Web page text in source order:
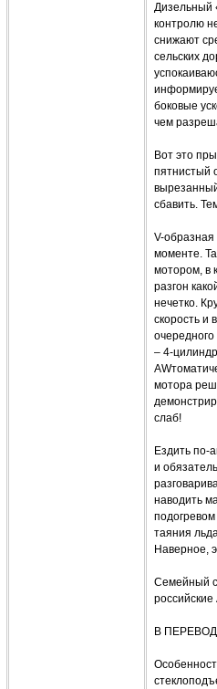
Дизельный
контролю
снижают
сельских
боковые
чем
Вот это
пятнистый
сбавить.
V-
моменте.
мотором, в
разгон
нечетко.
скорость и
– 4-
мотора
слаб!
Ездить по-
и
наводить
таяния
Наверное,
Семейный
В